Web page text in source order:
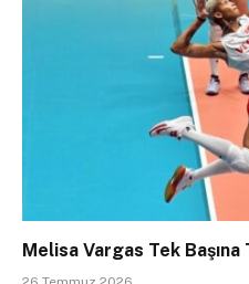
Melisa Vargas Tek Başına